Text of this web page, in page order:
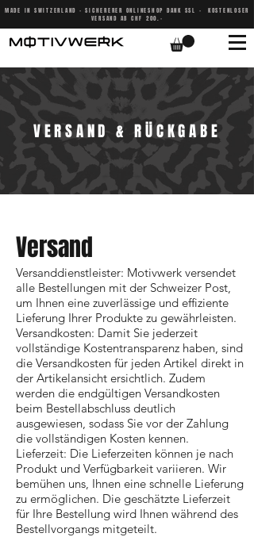
MADE IN SWITZERLAND - SICHERERER ONLINESHOP DANK SSL - KOSTENLOSER
VERSAND AB CHF 200.-
VERSAND & RÜCKGABE
Versand
Versanddienstleister: Motivwerk versendet
alle Bestellungen mit der Schweizer Post,
um Ihnen eine zuverlässige und effiziente
Lieferung Ihrer Produkte zu gewährleisten.
Versandkosten: Damit Sie jederzeit
vollständige Kostentransparenz haben, sind
die Versandkosten für jeden Artikel direkt in
der Artikelansicht ersichtlich. Zudem
werden die endgültigen Versandkosten
beim Bestellabschluss deutlich
ausgewiesen, sodass Sie vor der Zahlung
die vollständigen Kosten kennen.
Lieferzeit: Die Lieferzeiten können je nach
Produkt und Verfügbarkeit variieren. Wir
bemühen uns, Ihnen eine schnelle Lieferung
zu ermöglichen. Die geschätzte Lieferzeit
für Ihre Bestellung wird Ihnen während des
Bestellvorgangs mitgeteilt.